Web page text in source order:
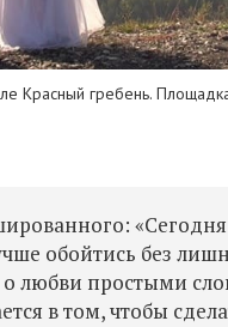
Красный гребень.
обойтись без
любви простыми
в том, чтобы